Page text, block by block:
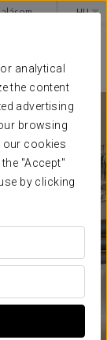
analytical
the content
advertising
browsing
our cookies
"Accept"
by clicking
HU